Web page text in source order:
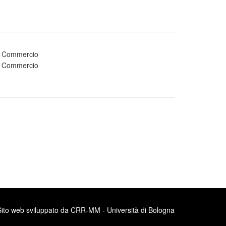
web sviluppato da CRR-MM - Università di Bologna